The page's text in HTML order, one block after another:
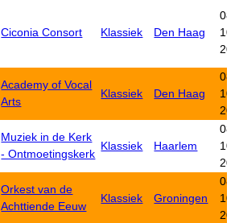
Ciconia Consort Klassiek Den Haag
Academy of Vocal
Arts
Klassiek Den Haag
Muziek in de Kerk
- Ontmoetingskerk
Klassiek Haarlem
Orkest van de
Achttiende Eeuw
Klassiek Groningen